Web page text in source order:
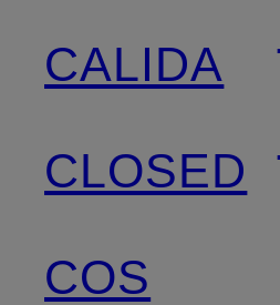
CALIDA
CLOSED
COS